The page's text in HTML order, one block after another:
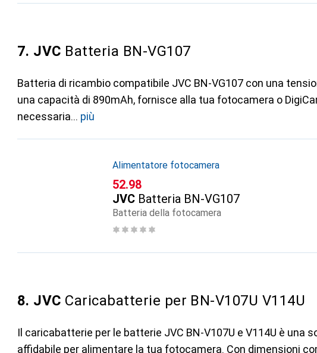
7. JVC Batteria BN-VG107
Batteria di ricambio compatibile JVC BN-VG107 con una
una capacità di 890mAh, fornisce alla tua fotocamera o
necessaria
più
Alimentatore fotocamera
CHF
52.98
JVC Batteria BN-VG107
Batteria della fotocamera
8. JVC Caricabatterie per BN-V107U V114U
Il caricabatterie per le batterie JVC BN-V107U e V114U è una
affidabile per alimentare la tua fotocamera. Con dimensioni